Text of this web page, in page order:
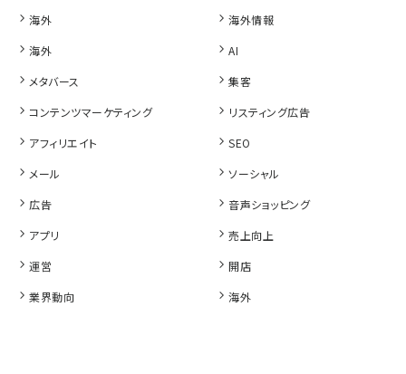
海外
海外情報
海外
AI
メタバース
集客
コンテンツマーケティング
リスティング広告
アフィリエイト
SEO
メール
ソーシャル
広告
音声ショッピング
アプリ
売上向上
運営
開店
業界動向
海外